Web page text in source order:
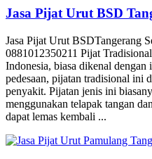
Jasa Pijat Urut BSD
Jasa Pijat Urut BSDTangerang
0881012350211 Pijat
Indonesia, biasa dikenal
pedesaan, pijatan tradisional ini
penyakit. Pijatan jenis ini
menggunakan telapak tangan
dapat lemas kembali ...